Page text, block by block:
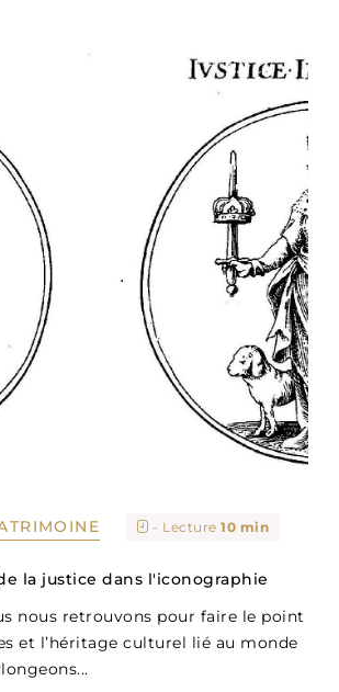
- Lecture10 min
la justice dans l'iconographie
nous retrouvons pour faire le point
et l’héritage culturel lié au monde